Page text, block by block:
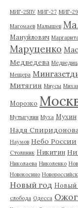
МИГ-25ПУ МИГ-27 МИГ-29
Магомаев Малышев
Мануйлович
Маруценко
Медведева
Мещера
Митягин Миусы
Морозко
Мутыгулин Муха Мухин
Надя
Наумов Небо России
Столпник Никитин
Николаева Николенко
Новокосино Новороссийск
Новый год Новый
слобода Одесса